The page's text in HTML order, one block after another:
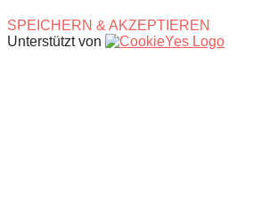
SPEICHERN & AKZEPTIEREN
Unterstützt von